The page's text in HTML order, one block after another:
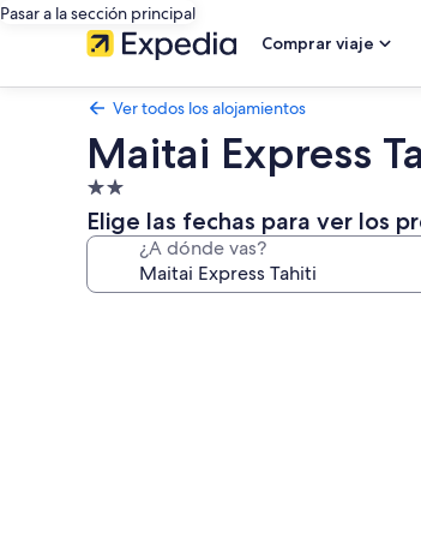
Pasar a la sección principal
Comprar viaje
Ver todos los alojamientos
Maitai Express
Alojamiento
de
2.0 estrellas
Elige las fechas para ver los
¿A dónde vas?